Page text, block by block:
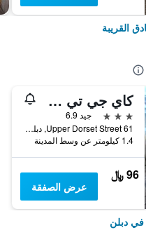
القريبة
كاي جي تي هاوس
3 نجوم
جيد 6.9
61 Upper Dorset Street, دبلن, أيرلندا
1.4 كيلومتر عن وسط المدينة
96 ﷼
عرض الصفقة
دبلن